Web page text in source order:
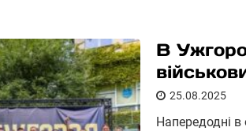
В
25.08.2025
Напередодні в